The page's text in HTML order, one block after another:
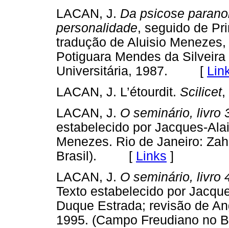
LACAN, J. Da psicose
personalidade, seguido de
tradução de Aluisio
Potiguara Mendes da
Universitária, 1987. [
LACAN, J. L’étourdit. Scilicet,
LACAN, J. O seminário, livro
estabelecido por Jacques-
Menezes. Rio de Janeiro:
Brasil). [ Links ]
LACAN, J. O seminário, livro
Texto estabelecido por
Duque Estrada; revisão de
1995. (Campo Freudiano